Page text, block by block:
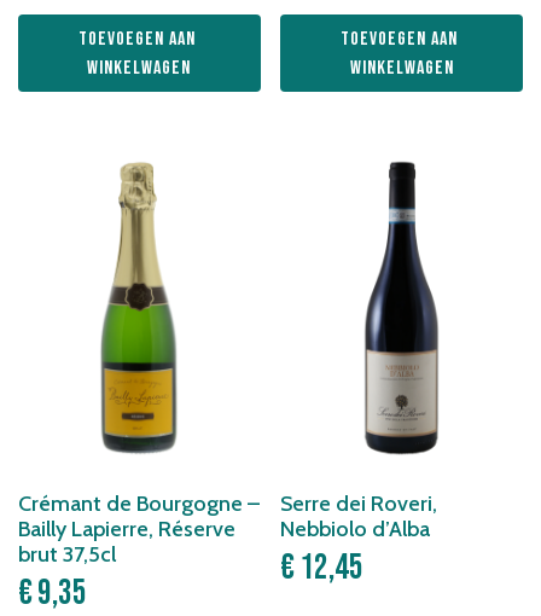
Toevoegen aan
winkelwagen
Toevoegen aan
winkelwagen
Crémant de Bourgogne –
Bailly Lapierre, Réserve
brut 37,5cl
€9,35
Serre dei Roveri,
Nebbiolo d’Alba
€12,45